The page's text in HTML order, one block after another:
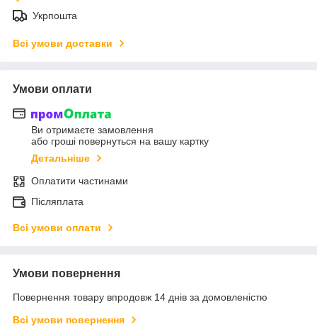
Укрпошта
Всі умови доставки
Умови оплати
Ви отримаєте замовлення
або гроші повернуться на вашу картку
Детальніше
Оплатити частинами
Післяплата
Всі умови оплати
Умови повернення
Повернення товару впродовж 14 днів за домовленістю
Всі умови повернення